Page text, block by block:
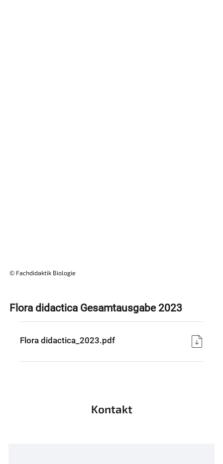
© Fachdidaktik Biologie
Flora didactica Gesamtausgabe 2023
Flora didactica_2023.pdf
Kontakt